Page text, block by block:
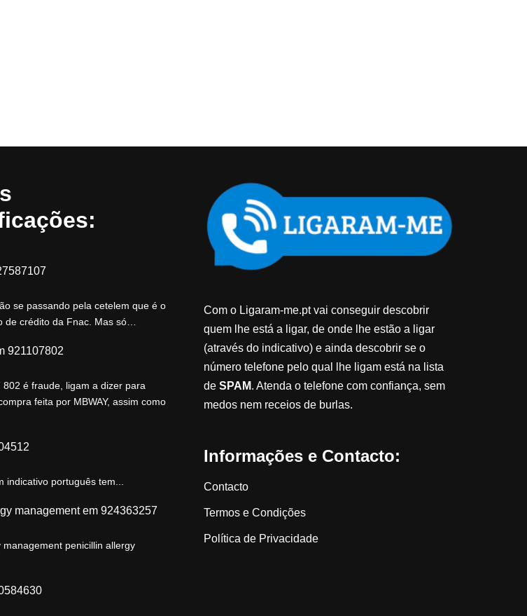
se passando pela cetelem que é o
de crédito da Fnac. Mas só…
921107802
802 é fraude, ligam a dizer para
feita por MBWAY, assim como
indicativo português tem...
managementem 924363257
management penicillin allergy
Com o Ligaram-me.pt vai conseguir descobrir
quem lhe está a ligar, de onde lhe estão a ligar
(através do indicativo) e ainda descobrir se o
número telefone pelo qual lhe ligam está na lista
de SPAM. Atenda o telefone com confiança, sem
medos nem receios de burlas.
Informações e Contacto:
Contacto
Termos e Condições
Política de Privacidade